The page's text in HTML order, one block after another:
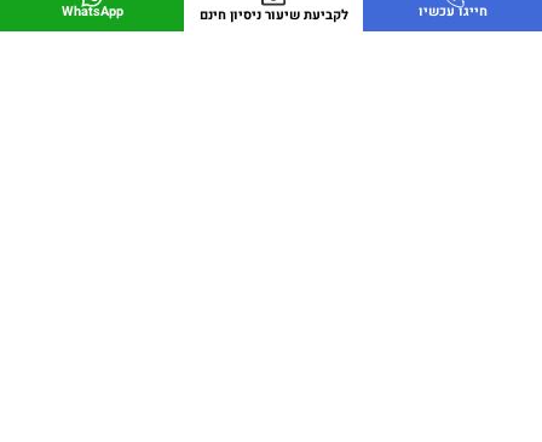
חייגו עכשיו לקביעת שיעור ניסיון חינם WhatsApp